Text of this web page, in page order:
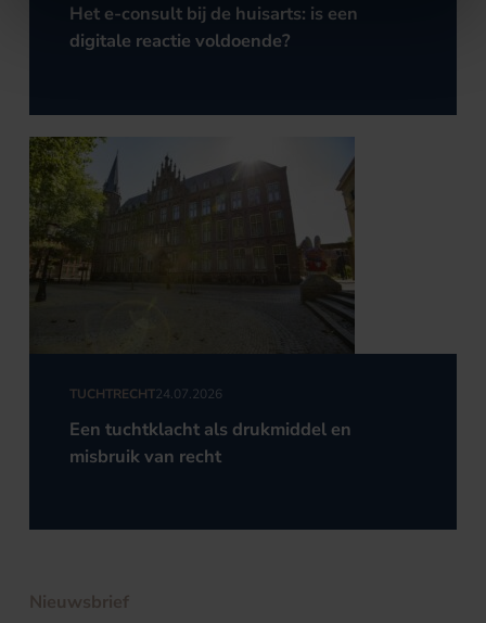
Het e-consult bij de huisarts: is een
digitale reactie voldoende?
TUCHTRECHT24.07.2026
Een tuchtklacht als drukmiddel en
misbruik van recht
Nieuwsbrief